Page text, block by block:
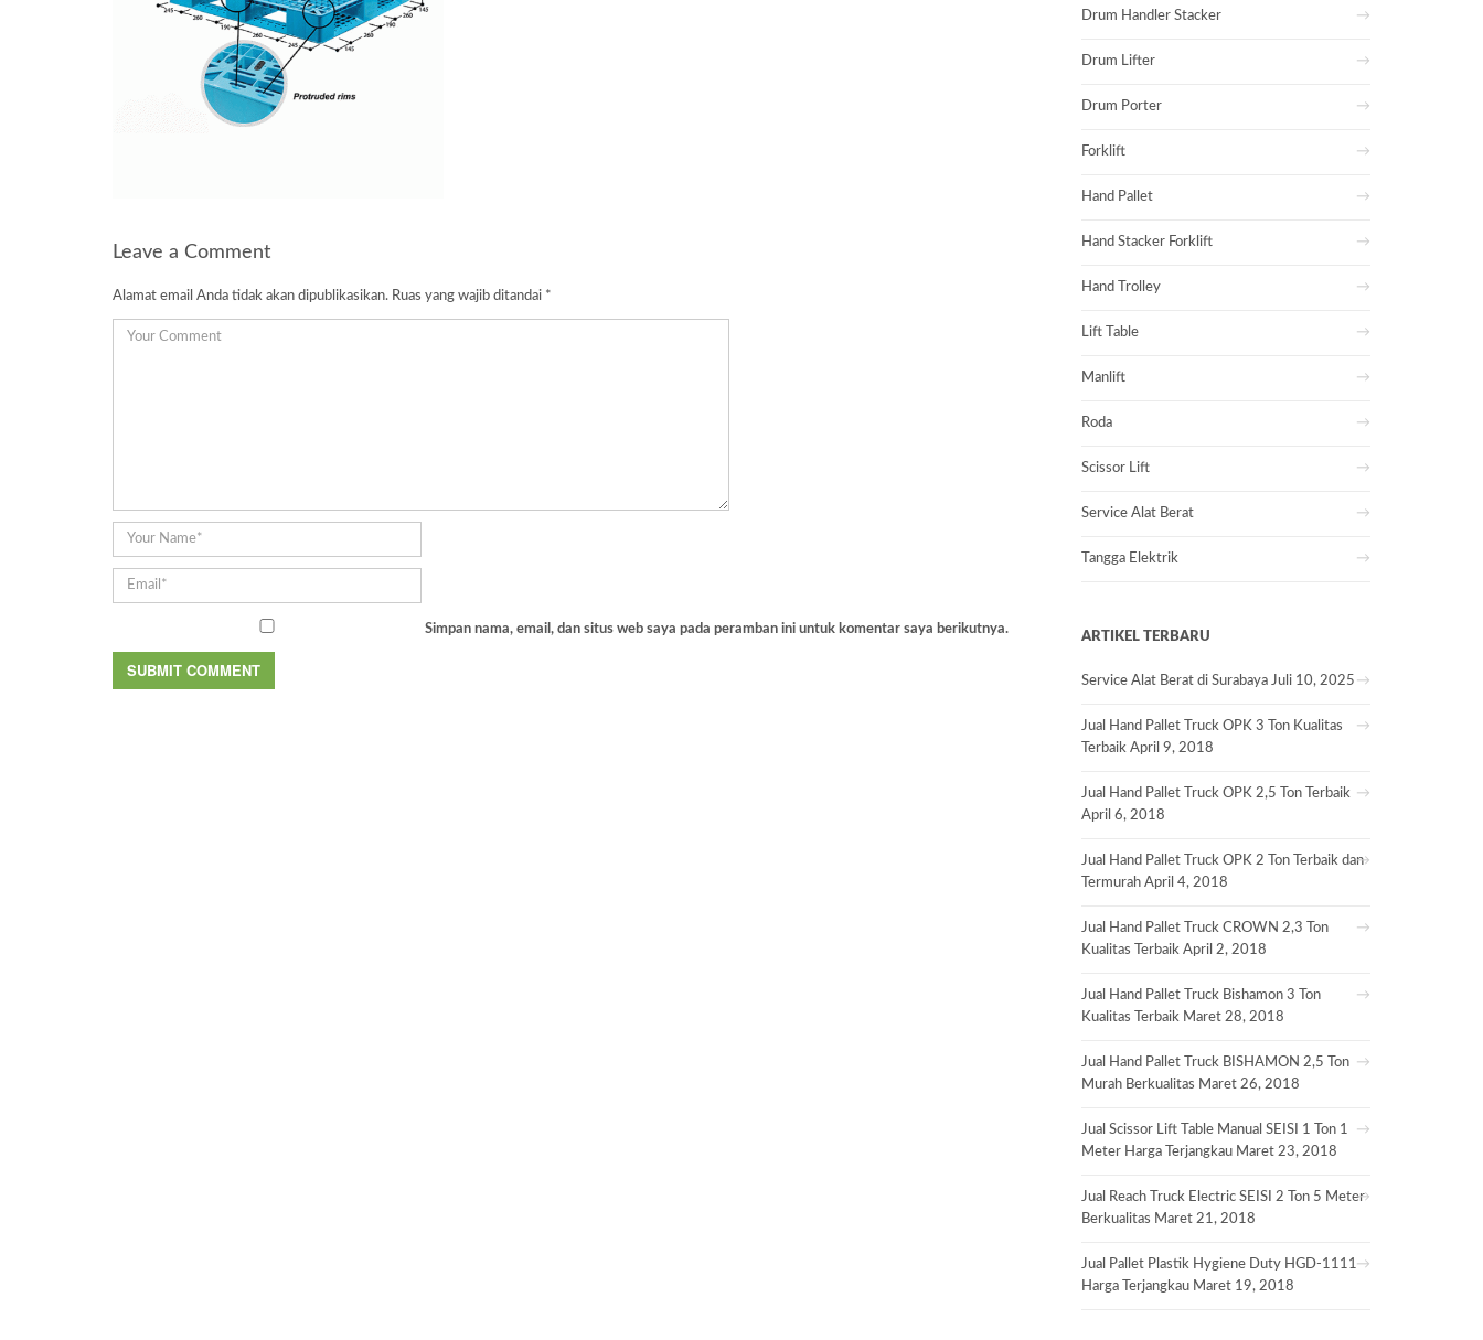
Leave a Comment
Alamat email Anda tidak akan dipublikasikan. Ruas yang wajib ditandai *
Simpan nama, email, dan situs web saya pada peramban ini untuk komentar saya berikutnya.
Drum Handler Stacker
Drum Lifter
Drum Porter
Forklift
Hand Pallet
Hand Stacker Forklift
Hand Trolley
Lift Table
Manlift
Roda
Scissor Lift
Service Alat Berat
Tangga Elektrik
ARTIKEL TERBARU
Service Alat Berat di Surabaya Juli 10, 2025
Jual Hand Pallet Truck OPK 3 Ton Kualitas
Terbaik April 9, 2018
Jual Hand Pallet Truck OPK 2,5 Ton Terbaik
April 6, 2018
Jual Hand Pallet Truck OPK 2 Ton Terbaik dan
Termurah April 4, 2018
Jual Hand Pallet Truck CROWN 2,3 Ton
Kualitas Terbaik April 2, 2018
Jual Hand Pallet Truck Bishamon 3 Ton
Kualitas Terbaik Maret 28, 2018
Jual Hand Pallet Truck BISHAMON 2,5 Ton
Murah Berkualitas Maret 26, 2018
Jual Scissor Lift Table Manual SEISI 1 Ton 1
Meter Harga Terjangkau Maret 23, 2018
Jual Reach Truck Electric SEISI 2 Ton 5 Meter
Berkualitas Maret 21, 2018
Jual Pallet Plastik Hygiene Duty HGD-1111
Harga Terjangkau Maret 19, 2018